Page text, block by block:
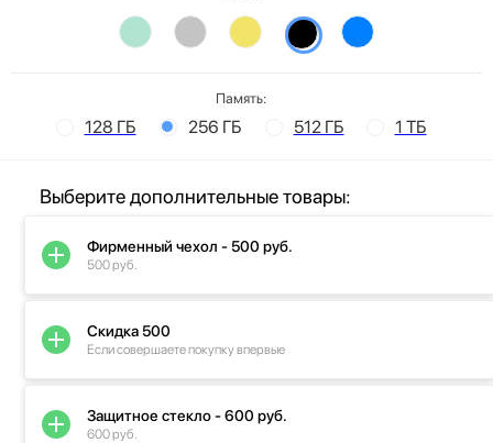
Память:
128 ГБ 256 ГБ 512 ГБ 1 ТБ
Выберите дополнительные товары:
Фирменный чехол - 500 руб.
500 руб.
Скидка 500
Если совершаете покупку впервые
Защитное стекло - 600 руб.
600 руб.